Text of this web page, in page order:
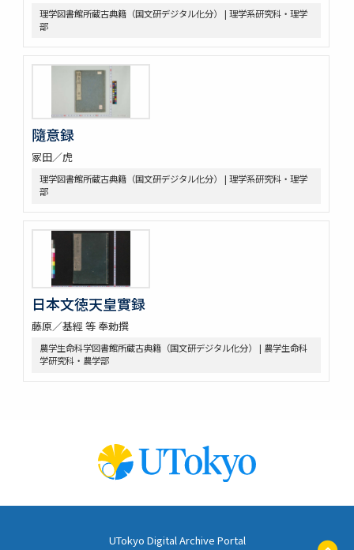
理学図書館所蔵古典籍（国文研デジタル化分） | 理学系研究科・理学
部
隨意録
冢田／虎
理学図書館所蔵古典籍（国文研デジタル化分） | 理学系研究科・理学
部
日本文徳天皇實録
藤原／基經 等 奉勅撰
農学生命科学図書館所蔵古典籍（国文研デジタル化分） | 農学生命科
学研究科・農学部
UTokyo Digital Archive Portal ペ